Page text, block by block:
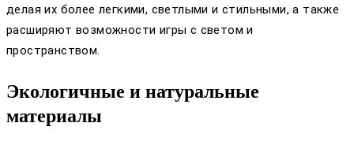
делая их более легкими, светлыми и стильными, а также
расширяют возможности игры с светом и
пространством.
Экологичные и натуральные
материалы